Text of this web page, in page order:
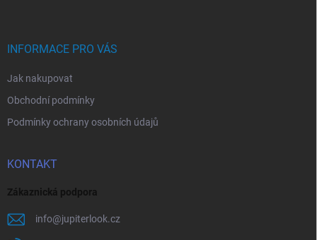
INFORMACE PRO VÁS
Jak nakupovat
Obchodní podmínky
Podmínky ochrany osobních údajů
KONTAKT
Zákaznická podpora
info@jupiterlook.cz